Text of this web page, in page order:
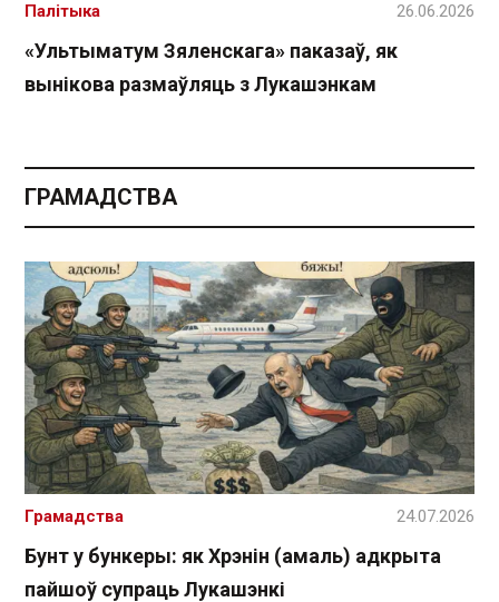
«Ультыматум Зяленскага» паказаў, як
вынікова размаўляць з Лукашэнкам
Палітыка 26.06.2026
ГРАМАДСТВА
Бунт у бункеры: як Хрэнін (амаль) адкрыта
пайшоў супраць Лукашэнкі
Грамадства 24.07.2026